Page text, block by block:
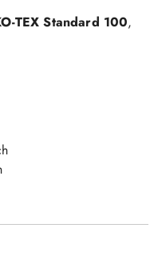
TEX Standard 100,